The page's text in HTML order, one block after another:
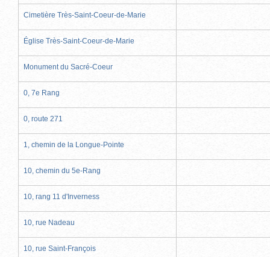
Cimetière Très-Saint-Coeur-de-Marie
Église Très-Saint-Coeur-de-Marie
Monument du Sacré-Coeur
0, 7e Rang
0, route 271
1, chemin de la Longue-Pointe
10, chemin du 5e-Rang
10, rang 11 d'Inverness
10, rue Nadeau
10, rue Saint-François